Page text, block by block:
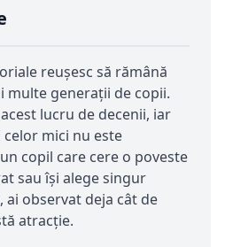
reușesc să rămână
multe generații de copii.
lucru de decenii, iar
mici nu este
copil care cere o poveste
sau își alege singur
observat deja cât de
atracție.